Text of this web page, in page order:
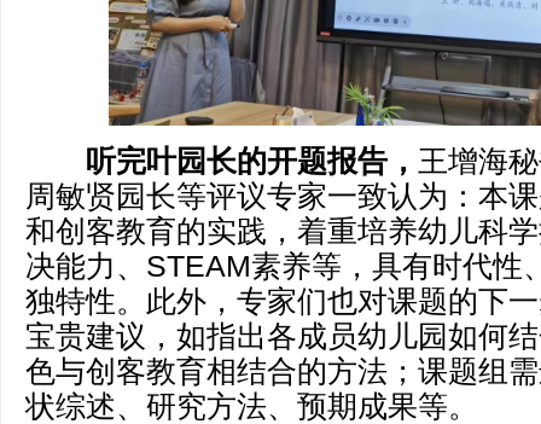
听完叶园长的开题报告， 王增海
周敏贤园长等评议专家一致认为：本
和创客教育的实践，着重培养幼儿科
决能力、STEAM素养等，具有时代性
独特性。此外，专家们也对课题的下
宝贵建议，如指出各成员幼儿园如何
色与创客教育相结合的方法；课题组
状综述、研究方法、预期成果等。